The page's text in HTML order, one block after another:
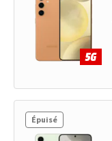
Épuisé